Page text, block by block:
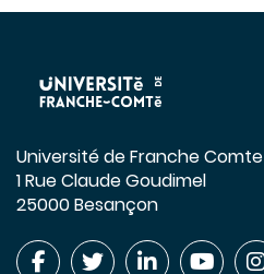
Université de Franche Comte
1 Rue Claude Goudimel
25000 Besançon